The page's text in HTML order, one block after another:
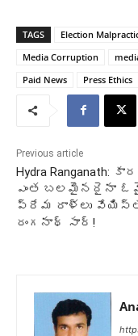
TAGS Election
Media Corruption
Paid News
Press Ethics
Previous article
Hydra Ranganath:
ఎంత బలమైనదైనా
ప్రేమ రాళ్లు
రంగనాథ్ సార్!